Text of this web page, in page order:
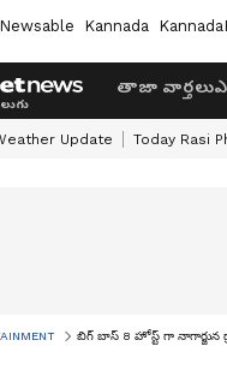
Newsable Kannada
తాజా వార్తలు
Update Today Rasi
బిగ్ బాస్ 8 హోస్ట్ గా నాగార్జున